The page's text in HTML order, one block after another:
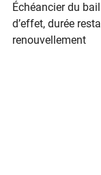
Échéancier du
d’effet, durée
renouvellement